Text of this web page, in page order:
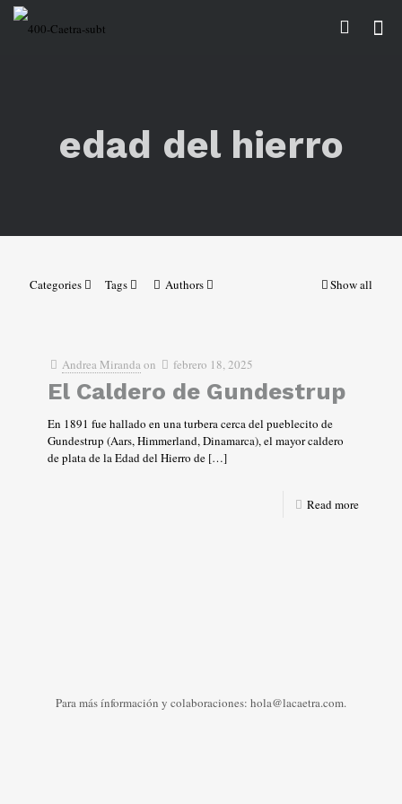
edad del hierro
Categories Tags Authors Show all
Andrea Mirandaon febrero 18, 2025
El Caldero de Gundestrup
En 1891 fue hallado en una turbera cerca del pueblecito de
Gundestrup (Aars, Himmerland, Dinamarca), el mayor caldero
de plata de la Edad del Hierro de […]
Read more
Para más ínformación y colaboraciones: hola@lacaetra.com.